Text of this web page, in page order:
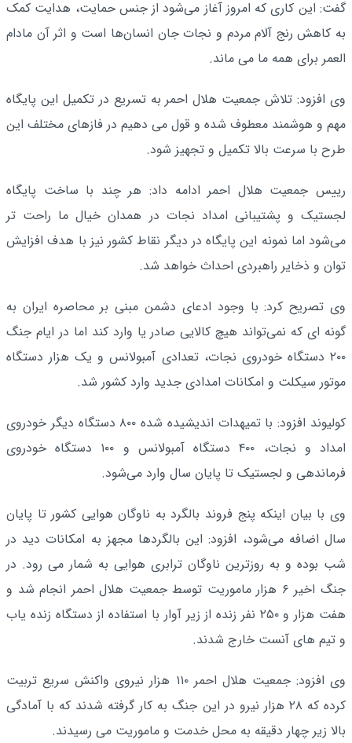
گفت: این کاری که امروز آغاز می‌شود از جنس حمایت، هدایت کمک
به کاهش رنج آلام مردم و نجات جان انسان‌ها است و اثر آن مادام
العمر برای همه ما می ماند.
وی افزود: تلاش جمعیت هلال احمر به تسریع در تکمیل این پایگاه
مهم و هوشمند معطوف شده و قول می دهیم در فازهای مختلف این
طرح با سرعت بالا تکمیل و تجهیز شود.
رییس جمعیت هلال احمر ادامه داد: هر چند با ساخت پایگاه
لجستیک و پشتیبانی امداد نجات در همدان خیال ما راحت تر
می‌شود اما نمونه این پایگاه در دیگر نقاط کشور نیز با هدف افزایش
توان و ذخایر راهبردی احداث خواهد شد.
وی تصریح کرد: با وجود ادعای دشمن مبنی بر محاصره ایران به
گونه ای که نمی‌تواند هیچ کالایی صادر یا وارد کند اما در ایام جنگ
۲۰۰ دستگاه خودروی نجات، تعدادی آمبولانس و یک هزار دستگاه
موتور سیکلت و امکانات امدادی جدید وارد کشور شد.
کولیوند افزود: با تمیهدات اندیشیده شده ۸۰۰ دستگاه دیگر خودروی
امداد و نجات، ۴۰۰ دستگاه آمبولانس و ۱۰۰ دستگاه خودروی
فرماندهی و لجستیک تا پایان سال وارد می‌شود.
وی با بیان اینکه پنج فروند بالگرد به ناوگان هوایی کشور تا پایان
سال اضافه می‌شود، افزود: این بالگردها مجهز به امکانات دید در
شب بوده و به روزترین ناوگان ترابری هوایی به شمار می رود. در
جنگ اخیر ۶ هزار ماموریت توسط جمعیت هلال احمر انجام شد و
هفت هزار و ۲۵۰ نفر زنده از زیر آوار با استفاده از دستگاه زنده یاب
و تیم های آنست خارج شدند.
وی افزود: جمعیت هلال احمر ۱۱۰ هزار نیروی واکنش سریع تربیت
کرده که ۲۸ هزار نیرو در این جنگ به کار گرفته شدند که با آمادگی
بالا زیر چهار دقیقه به محل خدمت و ماموریت می رسیدند.